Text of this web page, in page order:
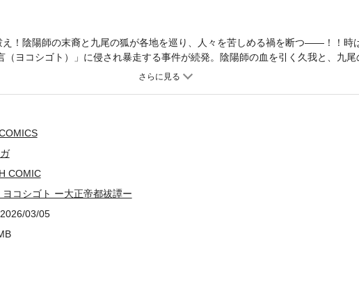
え！陰陽師の末裔と九尾の狐が各地を巡り、人々を苦しめる禍を断つ――！！時
（ヨコシゴト）」に侵され暴走する事件が続発。陰陽師の血を引く久我と、九尾
る謎の組織と死闘を繰り広げる──！！
COMIC
ヨコシゴト ー大正帝都祓譚ー
2026/03/05